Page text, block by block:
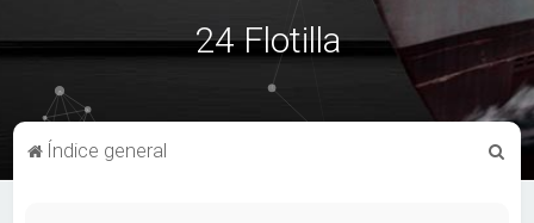
24 Flotilla
Índice general